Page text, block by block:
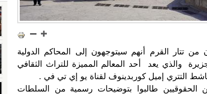
تتار القرم أنهم سيتوجهون إلى المحاكم الدولية
والذي يعد أحد المعالم المميزة للتراث الثقافي
التتري إميل كوربدينوف لقناة يو إي تي في .
الحقوقيين طالبوا بتوضيحات رسمية من السلطات